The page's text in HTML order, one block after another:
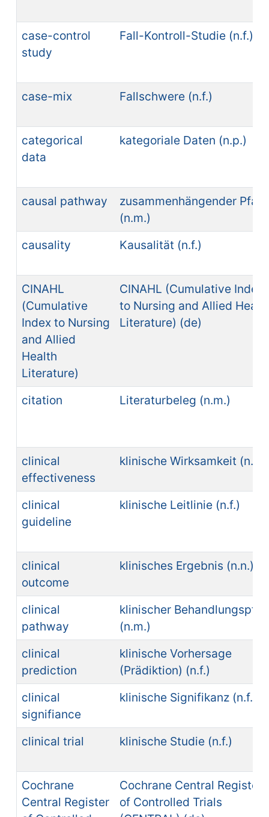
case-control
study
Fall-Kontroll-Studie (n.f.)
case-mix Fallschwere (n.f.)
categorical
data
kategoriale Daten (n.p.)
causal pathway
zusammenhängender Pfad
(n.m.)
causality
Kausalität (n.f.)
CINAHL
(Cumulative
Index to Nursing
and Allied
Health
Literature)
CINAHL (Cumulative Index
to Nursing and Allied
Literature) (de)
citation Literaturbeleg (n.m.)
clinical
effectiveness
klinische Wirksamkeit (n.f.)
clinical
guideline
klinische Leitlinie (n.f.)
clinical
outcome
klinisches Ergebnis (n.n.)
clinical
pathway
klinischer Behandlungspfad
(n.m.)
clinical
prediction
klinische Vorhersage
(Prädiktion) (n.f.)
clinical
signifiance
klinische Signifikanz (n.f.)
clinical trial klinische Studie (n.f.)
Cochrane
Central Register
Cochrane Central Register
of Controlled Trials